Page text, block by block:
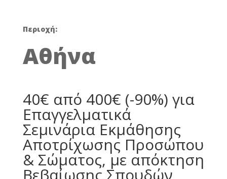
Περιοχή:
Αθήνα
40€ από 400€ (-90%) για
Επαγγελματικά
Σεμινάρια Εκμάθησης
Αποτρίχωσης Προσώπου
& Σώματος, με απόκτηση
Βεβαίωσης Σπουδών